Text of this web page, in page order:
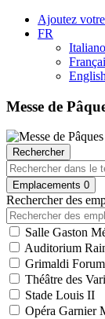
Ajoutez
FR
Italiano
English
Messe de
Rechercher
Emplacements 0
Rechercher des
Salle Gaston
Auditorium
Grimaldi
Théâtre des
Stade Louis II
Opéra Garnier